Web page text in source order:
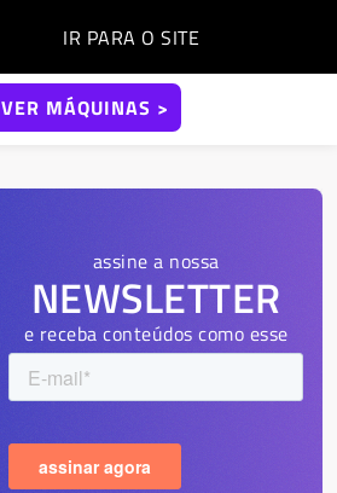
IR PARA O SITE
VER MÁQUINAS >
assine a nossa
NEWSLETTER
e receba conteúdos como esse